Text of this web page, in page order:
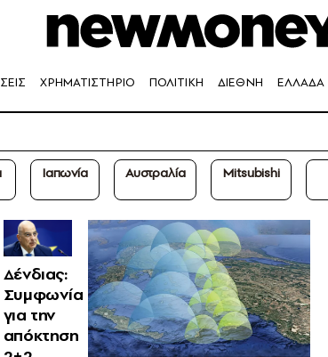
ΧΡΗΜΑΤΙΣΤΗΡΙΟ ΠΟΛΙΤΙΚΗ ΔΙΕΘΝΗ ΕΛΛΑΔΑ
Ιαπωνία Αυστραλία Mitsubishi
Δένδιας:
Συμφωνία
για την
απόκτηση